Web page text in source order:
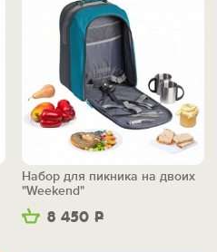
8 450 Р
Набор для пикника на двоих
"Weekend"